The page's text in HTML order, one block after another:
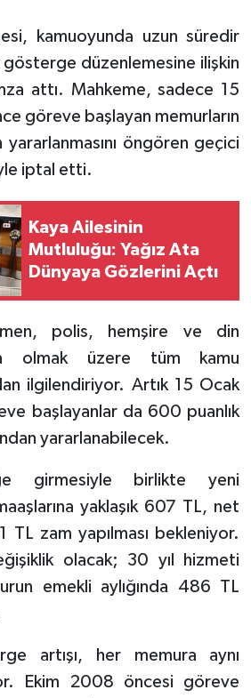
kamuoyunda uzun süredir
gösterge düzenlemesine ilişkin
attı. Mahkeme, sadece 15
göreve başlayan memurların
öngören geçici
iptal etti.
Kaya Ailesinin
Mutluluğu: Yağız Ata
Dünyaya Gözlerini Açtı
polis, hemşire ve din
olmak üzere tüm kamu
ilgilendiriyor. Artık 15 Ocak
başlayanlar da 600 puanlık
yararlanabilecek.
girmesiyle birlikte yeni
yaklaşık 607 TL, net
TL zam yapılması bekleniyor.
olacak; 30 yıl hizmeti
emekli aylığında 486 TL
artışı, her memura aynı
Ekim 2008 öncesi göreve